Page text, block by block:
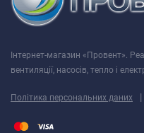
працювати в течії від 2
За допомогою датчика
датчику значення 60-
Інтернет-магазин «Провент».
вентиляції, насосів, тепло і
Політика персональних даних |